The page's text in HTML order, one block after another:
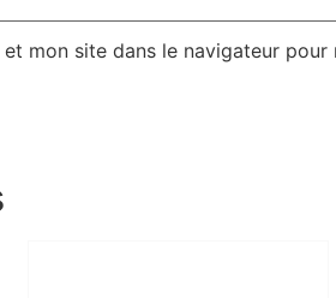
mon site dans le navigateur